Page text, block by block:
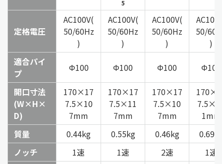
5
定格電圧
AC100V(
50/60Hz
)
AC100V(
50/60Hz
)
AC100V(
50/60Hz
)
50/
)
適合パイ
プ
Φ100 Φ100 Φ100 Φ100
開口寸法
(W×H×
D)
170×17
7.5×10
7mm
170×17
7.5×11
7mm
170×17
7.5×10
7mm
1mm
質量
0.44kg 0.55kg 0.46kg
ノッチ
1速 1速 2速 1速